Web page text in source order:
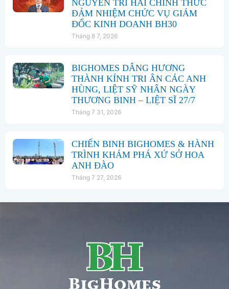
NGUYỄN TRÍ HẢI CHÍNH THỨC
ĐẢM NHIỆM CHỨC VỤ GIÁM
ĐỐC KINH DOANH BH30
Tháng 8 7, 2026
BIGHOMES DÂNG HƯƠNG
THÀNH KÍNH TRI ÂN CÁC ANH
HÙNG, LIỆT SỸ NHÂN NGÀY
THƯƠNG BINH – LIỆT SĨ 27/7
Tháng 7 31, 2026
CHIẾN BINH BIGHOMES & HÀNH
TRÌNH KHÁM PHÁ XỨ SỞ HOA
ANH ĐÀO
Tháng 7 27, 2026